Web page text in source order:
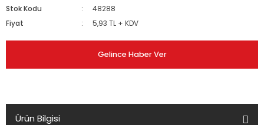
Stok Kodu
48288
Fiyat
5,93 TL + KDV
Gelince Haber Ver
Ürün Bilgisi